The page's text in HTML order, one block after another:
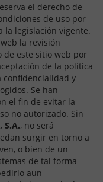
el derecho de
de uso por
la legislación vigente.
la revisión
de este sitio web por
de la política
confidencialidad y
Se han
el fin de evitar la
no autorizado. Sin
S.A., no será
surgir en torno a
o bien de un
de tal forma
aun